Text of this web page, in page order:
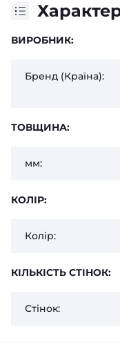
ВИРОБНИК:
Бренд (Країна):
ТОВЩИНА:
мм:
КОЛІР:
Колір:
КІЛЬКІСТЬ СТІНОК:
Стінок: